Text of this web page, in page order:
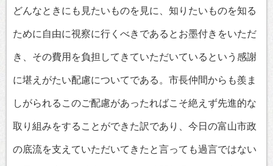
どんなときにも見たいものを見に、知りたいものを知る
ために自由に視察に行くべきであるとお墨付きをいただ
き、その費用を負担してきていただいているという感謝
に堪えがたい配慮についてである。市長仲間からも羨ま
しがられるこのご配慮があったればこそ絶えず先進的な
取り組みをすることができた訳であり、今日の富山市政
の底流を支えていただいてきたと言っても過言ではない